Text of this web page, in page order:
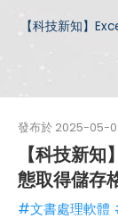
【科技新知】
發布於 2025-05-
【科技新
態取得儲存
#文書處理軟體